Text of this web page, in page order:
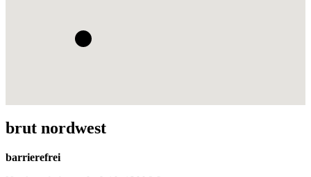
brut nordwest
barrierefrei